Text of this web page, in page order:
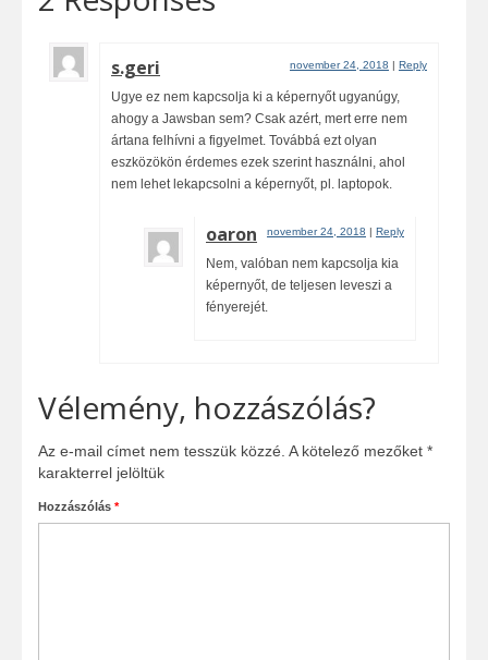
s.geri november 24, 2018 Reply
Ugye ez nem kapcsolja ki a képernyőt ugyanúgy,
ahogy a Jawsban sem? Csak azért, mert erre nem
ártana felhívni a figyelmet. Továbbá ezt olyan
eszközökön érdemes ezek szerint használni, ahol
nem lehet lekapcsolni a képernyőt, pl. laptopok.
oaron november 24, 2018 Reply
Nem, valóban nem kapcsolja kia
képernyőt, de teljesen leveszi a
fényerejét.
Vélemény, hozzászólás?
Az e-mail címet nem tesszük közzé. A kötelező mezőket *
karakterrel jelöltük
Hozzászólás *